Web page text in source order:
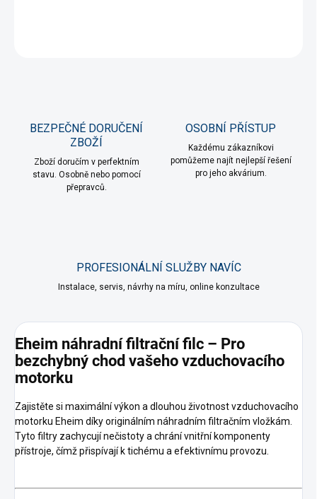
BEZPEČNÉ DORUČENÍ
ZBOŽÍ
Zboží doručím v perfektním
stavu. Osobně nebo pomocí
přepravců.
OSOBNÍ PŘÍSTUP
Každému zákazníkovi
pomůžeme najít nejlepší řešení
pro jeho akvárium.
PROFESIONÁLNÍ SLUŽBY NAVÍC
Instalace, servis, návrhy na míru, online konzultace
Eheim náhradní filtrační filc – Pro
bezchybný chod vašeho vzduchovacího
motorku
Zajistěte si maximální výkon a dlouhou životnost vzduchovacího
motorku Eheim díky originálním náhradním filtračním vložkám.
Tyto filtry zachycují nečistoty a chrání vnitřní komponenty
přístroje, čímž přispívají k tichému a efektivnímu provozu.